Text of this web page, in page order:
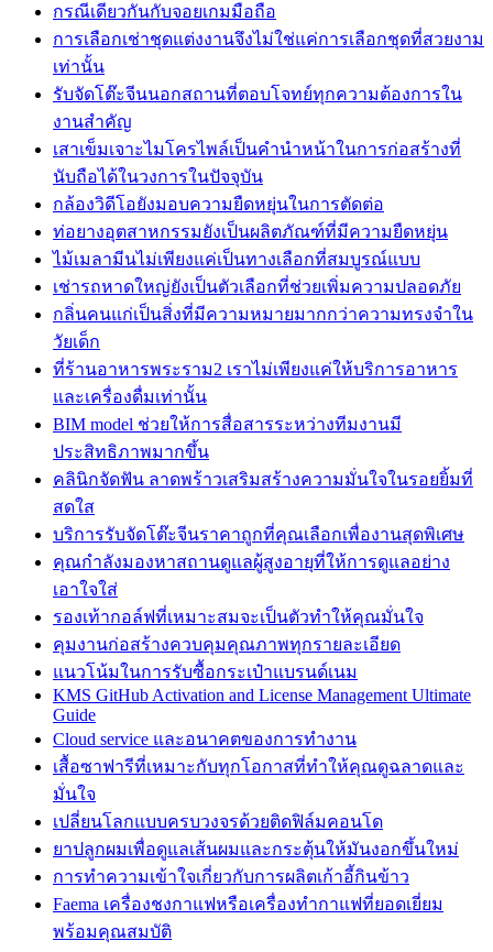
กรณีเดียวกันกับจอยเกมมือถือ
การเลือกเช่าชุดแต่งงานจึงไม่ใช่แค่การเลือกชุดที่สวยงาม
เท่านั้น
รับจัดโต๊ะจีนนอกสถานที่ตอบโจทย์ทุกความต้องการใน
งานสำคัญ
เสาเข็มเจาะไมโครไพล์เป็นคำนำหน้าในการก่อสร้างที่
นับถือได้ในวงการในปัจจุบัน
กล้องวิดีโอยังมอบความยืดหยุ่นในการตัดต่อ
ท่อยางอุตสาหกรรมยังเป็นผลิตภัณฑ์ที่มีความยืดหยุ่น
ไม้เมลามีนไม่เพียงแค่เป็นทางเลือกที่สมบูรณ์แบบ
เช่ารถหาดใหญ่ยังเป็นตัวเลือกที่ช่วยเพิ่มความปลอดภัย
กลิ่นคนแก่เป็นสิ่งที่มีความหมายมากกว่าความทรงจำใน
วัยเด็ก
ที่ร้านอาหารพระราม2 เราไม่เพียงแค่ให้บริการอาหาร
และเครื่องดื่มเท่านั้น
BIM model ช่วยให้การสื่อสารระหว่างทีมงานมี
ประสิทธิภาพมากขึ้น
คลินิกจัดฟัน ลาดพร้าวเสริมสร้างความมั่นใจในรอยยิ้มที่
สดใส
บริการรับจัดโต๊ะจีนราคาถูกที่คุณเลือกเพื่องานสุดพิเศษ
คุณกำลังมองหาสถานดูแลผู้สูงอายุที่ให้การดูแลอย่าง
เอาใจใส่
รองเท้ากอล์ฟที่เหมาะสมจะเป็นตัวทำให้คุณมั่นใจ
คุมงานก่อสร้างควบคุมคุณภาพทุกรายละเอียด
แนวโน้มในการรับซื้อกระเป๋าแบรนด์เนม
KMS GitHub Activation and License Management Ultimate
Guide
Cloud service และอนาคตของการทำงาน
เสื้อซาฟารีที่เหมาะกับทุกโอกาสที่ทำให้คุณดูฉลาดและ
มั่นใจ
เปลี่ยนโลกแบบครบวงจรด้วยติดฟิล์มคอนโด
ยาปลูกผมเพื่อดูแลเส้นผมและกระตุ้นให้มันงอกขึ้นใหม่
การทำความเข้าใจเกี่ยวกับการผลิตเก้าอี้กินข้าว
Faema เครื่องชงกาแฟหรือเครื่องทำกาแฟที่ยอดเยี่ยม
พร้อมคุณสมบัติ